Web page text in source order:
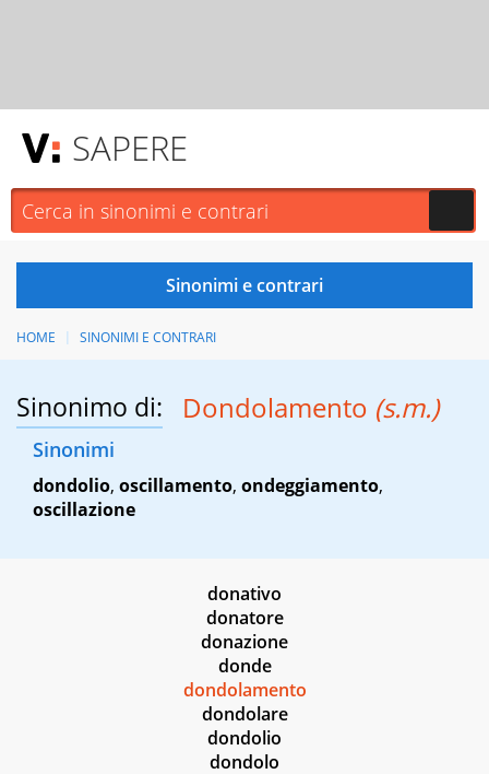
SAPERE
HOME SINONIMI E CONTRARI
Sinonimo di: Dondolamento (s.m.)
Sinonimi
dondolio, oscillamento, ondeggiamento,
oscillazione
donativo
donatore
donazione
donde
dondolamento
dondolare
dondolio
dondolo